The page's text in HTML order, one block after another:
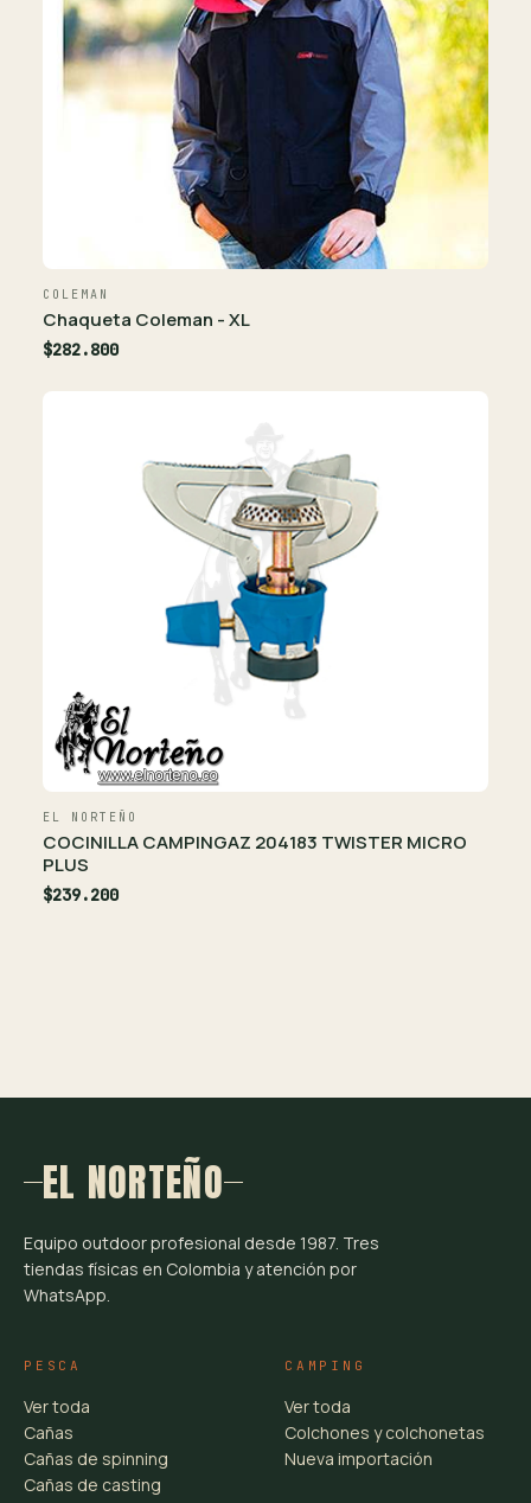
COLEMAN
Chaqueta Coleman - XL
$282.800
EL NORTEÑO
COCINILLA CAMPINGAZ 204183 TWISTER MICRO
PLUS
$239.200
EL NORTEÑO
Equipo outdoor profesional desde 1987. Tres
tiendas físicas en Colombia y atención por
WhatsApp.
PESCA
Ver toda
Cañas
Cañas de spinning
Cañas de casting
CAMPING
Ver toda
Colchones y colchonetas
Nueva importación